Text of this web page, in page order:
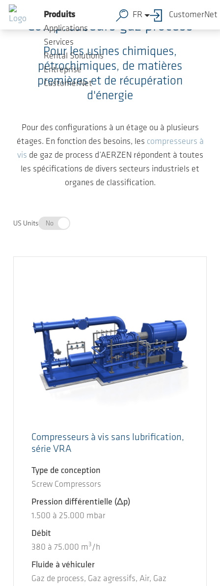
Sauter au contenu principal
Produits
Applications
Services
Rental Solutions
Entreprise
CustomerNet
FR CustomerNet
Compresseurs gaz process
Pour les usines chimiques,
pétrochimiques, de matières
premières et de récupération
d'énergie
Pour des configurations à un étage ou à plusieurs
étages. En fonction des besoins, les compresseurs à
vis de gaz de process d’AERZEN répondent à toutes
les spécifications de divers secteurs industriels et
organes de classification.
US Units No
Compresseurs à vis sans lubrification,
série VRA
Type de conception
Screw Compressors
Pression différentielle (Δp)
1.500 à 25.000 mbar
Débit
380 à 75.000 m 3 /h
Fluide à véhiculer
Gaz de process, Gaz agressifs, Air, Gaz